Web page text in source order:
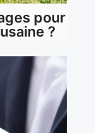
pour
?